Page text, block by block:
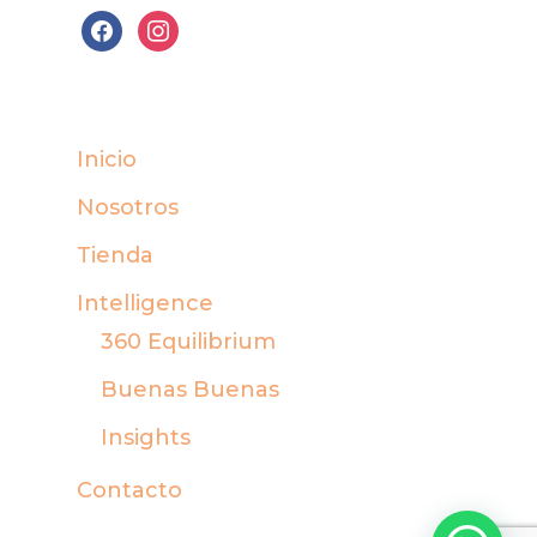
facebookinstagram
Inicio
Nosotros
Tienda
Intelligence
360 Equilibrium
Buenas Buenas
Insights
Contacto